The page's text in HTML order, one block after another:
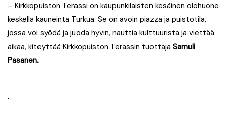
– Kirkkopuiston Terassi on kaupunkilaisten kesäinen olohuone
keskellä kauneinta Turkua. Se on avoin piazza ja puistotila,
jossa voi syödä ja juoda hyvin, nauttia kulttuurista ja viettää
aikaa, kiteyttää Kirkkopuiston Terassin tuottaja Samuli
Pasanen.